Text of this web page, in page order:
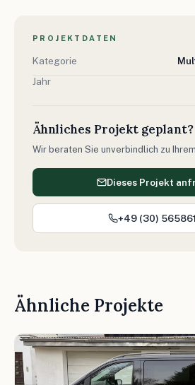
PROJEKTDATEN
Kategorie
Jahr
Ähnliches Projekt geplant?
Wir beraten Sie unverbindlich zu
Dieses Projekt
+49 (30)
Ähnliche Projekte